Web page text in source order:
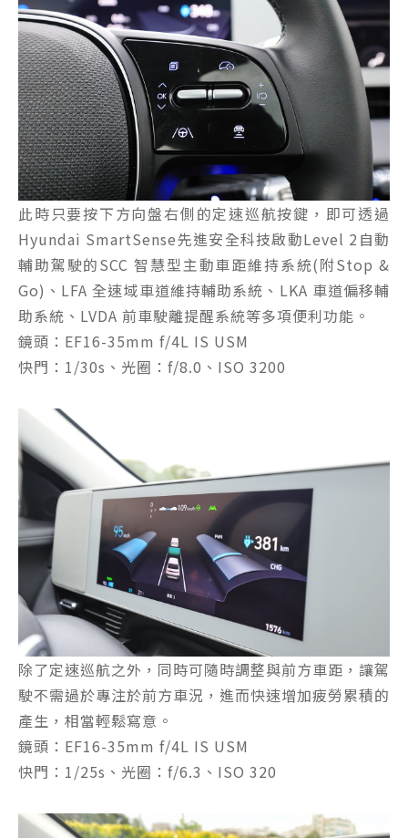
此時只要按下方向盤右側的定速巡航按鍵，即可透過
Hyundai SmartSense先進安全科技啟動Level 2自動
輔助駕駛的SCC 智慧型主動車距維持系統(附Stop &
Go)、LFA 全速域車道維持輔助系統、LKA 車道偏移輔
助系統、LVDA 前車駛離提醒系統等多項便利功能。
鏡頭：EF16-35mm f/4L IS USM
快門：1/30s、光圈：f/8.0、ISO 3200
除了定速巡航之外，同時可隨時調整與前方車距，讓駕
駛不需過於專注於前方車況，進而快速增加疲勞累積的
產生，相當輕鬆寫意。
鏡頭：EF16-35mm f/4L IS USM
快門：1/25s、光圈：f/6.3、ISO 320